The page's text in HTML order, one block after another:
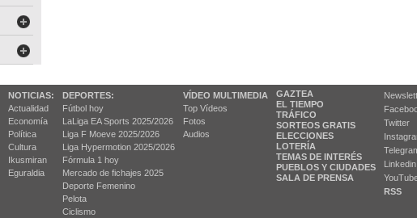
NOTICIAS:
Actualidad
Economía
Política
Cultura
Ikusmiran
Eguraldia
DEPORTES:
Fútbol hoy
LaLiga EA Sports 2025/2026
Liga F Moeve 2025/2026
Liga Hypermotion 2025/2026
Fórmula 1 hoy
Mercado de fichajes 2025
Deporte Femenino
Pelota
Ciclismo
VÍDEO MULTIMEDIA
Top Vídeos
Fotos
Audios
GAZTEA
EL TIEMPO
TRÁFICO
SORTEOS GRATIS
ELECCIONES
LOTERÍA
TEMAS DE INTERÉS
PUEBLOS Y CIUDADES
SALA DE PRENSA
Twitter
Linkedin
RSS